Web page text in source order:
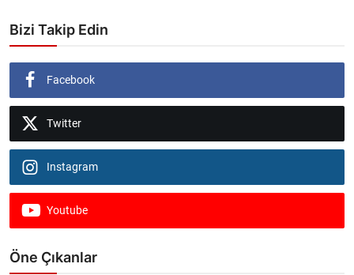
Bizi Takip Edin
Facebook
Twitter
Instagram
Youtube
Öne Çıkanlar